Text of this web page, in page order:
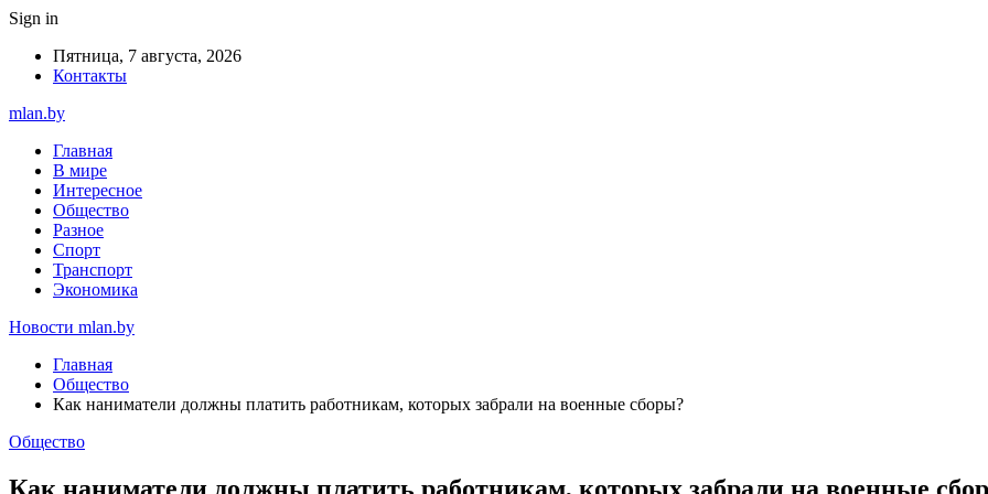
Sign in
Пятница, 7 августа, 2026
Контакты
mlan.by
Главная
В мире
Интересное
Общество
Разное
Спорт
Транспорт
Экономика
Новости mlan.by
Главная
Общество
Как наниматели должны платить работникам, которых забрали на военные сборы?
Общество